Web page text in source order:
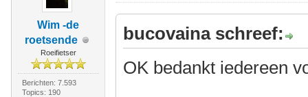
Wim -de
roetsende
Roeifietser
Berichten: 7.593
Topics: 190
bucovaina schreef:
OK bedankt iedereen